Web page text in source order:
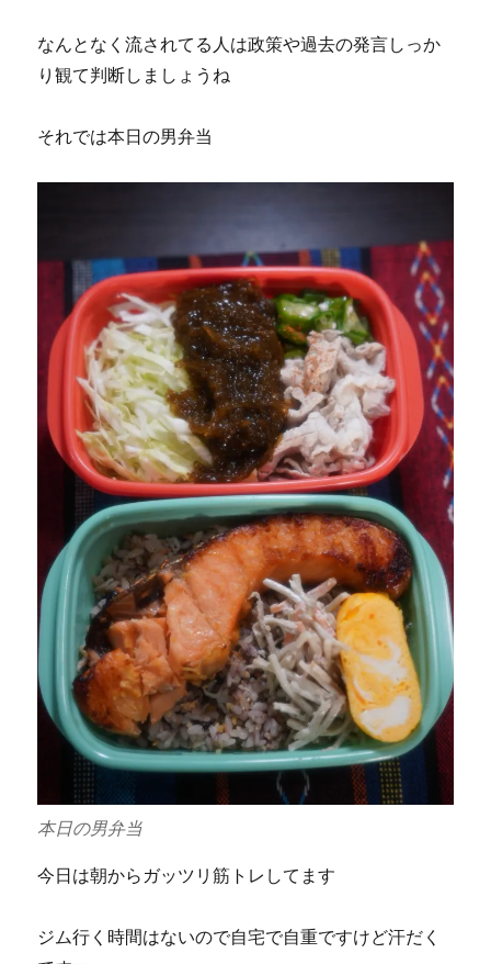
なんとなく流されてる人は政策や過去の発言しっか
り観て判断しましょうね
それでは本日の男弁当
本日の男弁当
今日は朝からガッツリ筋トレしてます
ジム行く時間はないので自宅で自重ですけど汗だく